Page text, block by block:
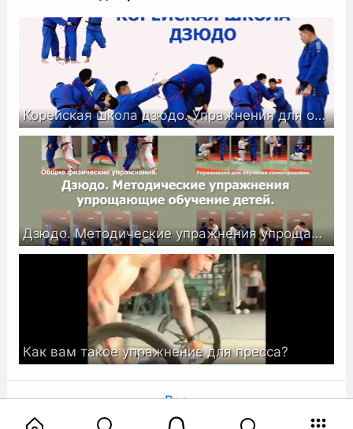
Корейская школа дзюдо. Упражнения для обучения броскам.
Дзюдо. Методические упражнения упрощающие обучение детей.
Как вам такое упражнение для пресса?
Все